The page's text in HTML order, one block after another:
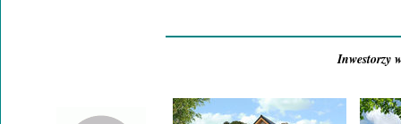
Inwestorzy